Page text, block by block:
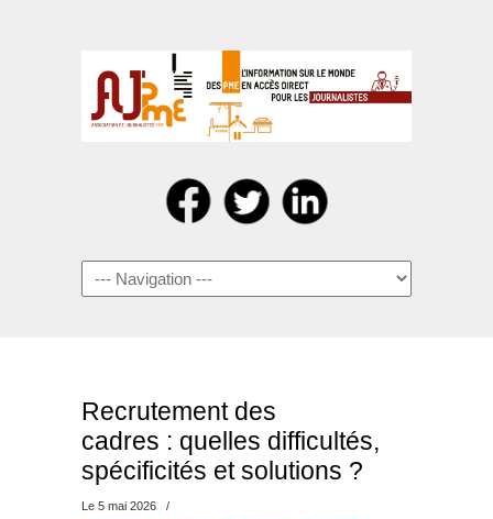
Navigation
Recrutement des
cadres : quelles difficultés,
spécificités et solutions ?
Le 5 mai 2026
/